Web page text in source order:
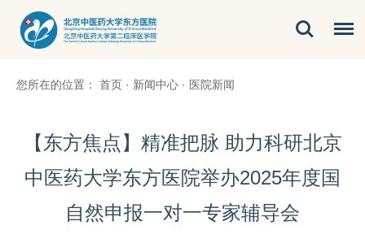
您所在的位置： 首页 · 新闻中心 · 医院新闻
【东方焦点】精准把脉 助力科研北京
中医药大学东方医院举办2025年度国
自然申报一对一专家辅导会